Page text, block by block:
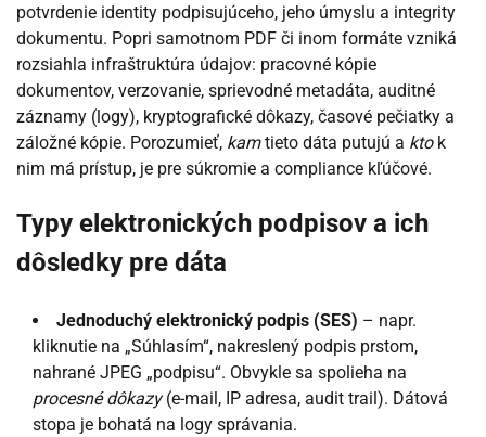
potvrdenie identity podpisujúceho, jeho úmyslu a integrity
dokumentu. Popri samotnom PDF či inom formáte vzniká
rozsiahla infraštruktúra údajov: pracovné kópie
dokumentov, verzovanie, sprievodné metadáta, auditné
záznamy (logy), kryptografické dôkazy, časové pečiatky a
záložné kópie. Porozumieť, kamtieto dáta putujú a ktok
nim má prístup, je pre súkromie a compliance kľúčové.
Typy elektronických podpisov a ich
dôsledky pre dáta
Jednoduchý elektronický podpis (SES) – napr.
kliknutie na „Súhlasím“, nakreslený podpis prstom,
nahrané JPEG „podpisu“. Obvykle sa spolieha na
procesné dôkazy(e-mail, IP adresa, audit trail). Dátová
stopa je bohatá na logy správania.